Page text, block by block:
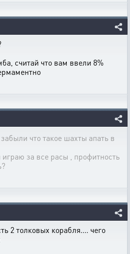
считай что вам ввели 8%
что такое шахты апать в
играю за все расы , профитность
2 толковых корабля.... чего